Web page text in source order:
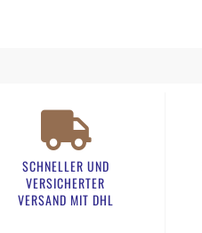
SCHNELLER UND
VERSICHERTER
VERSAND MIT DHL